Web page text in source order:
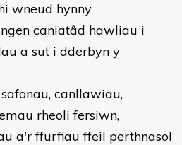
wneud hynny
caniatâd hawliau i
a sut i dderbyn y
canllawiau,
rheoli fersiwn,
a'r ffurfiau ffeil perthnasol